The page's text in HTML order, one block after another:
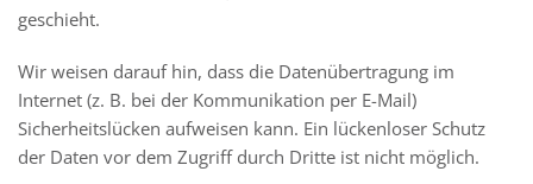
geschieht.
Wir weisen darauf hin, dass die Datenübertragung im
Internet (z. B. bei der Kommunikation per E-Mail)
Sicherheitslücken aufweisen kann. Ein lückenloser Schutz
der Daten vor dem Zugriff durch Dritte ist nicht möglich.